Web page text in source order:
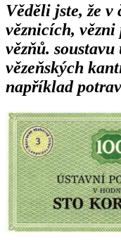
Věděli jste, že v
věznicích, vězni
vězňů.
vězeňských
například